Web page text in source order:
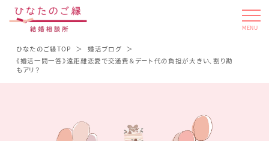
MENU
ひなたのご縁TOP
婚活ブログ
《婚活一問一答》遠距離恋愛で交通費＆デート代の負担が大きい、割り勘
もアリ？